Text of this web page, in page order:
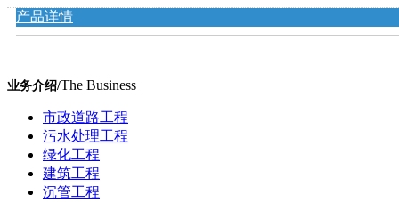
产品详情
业务介绍/The Business
市政道路工程
污水处理工程
绿化工程
建筑工程
沉管工程